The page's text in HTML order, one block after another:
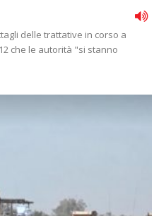
delle trattative in corso a
che le autorità "si stanno